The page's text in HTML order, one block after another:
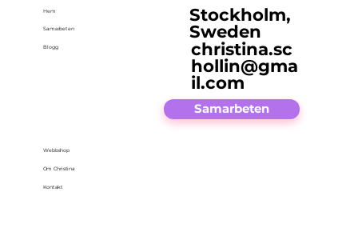
Hem
Samarbeten
Blogg
Webbshop
Om Christina
Kontakt
Stockholm,
Sweden
christina.sc
hollin@gma
il.com
Samarbeten